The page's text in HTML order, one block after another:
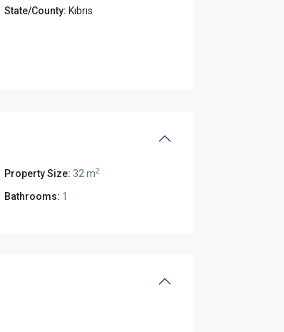
State/County: Kıbrıs
Property Size: 32 m2
Bathrooms: 1